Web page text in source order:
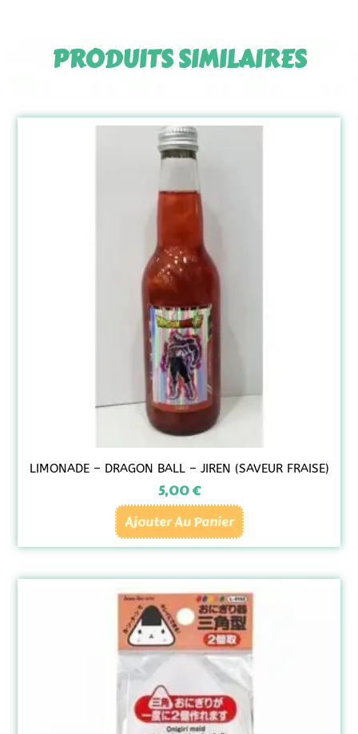
PRODUITS SIMILAIRES
LIMONADE – DRAGON BALL – JIREN (SAVEUR FRAISE)
5,00€
Ajouter Au Panier